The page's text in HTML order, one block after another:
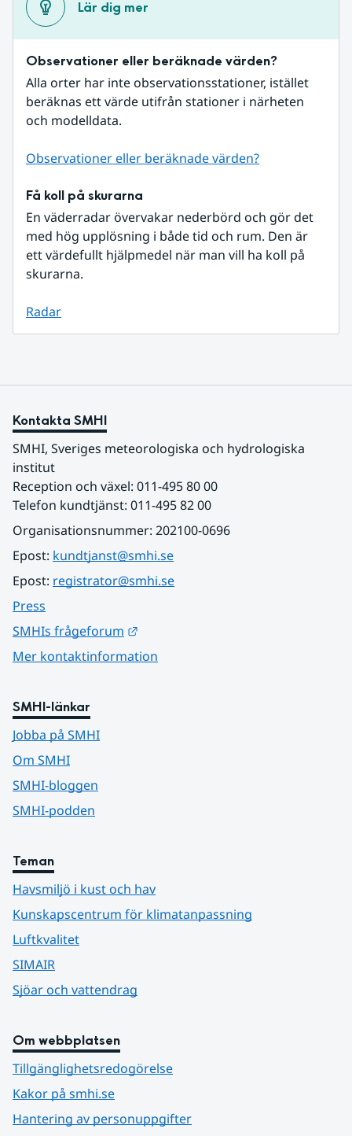
Lär dig mer
Observationer eller beräknade värden?
Alla orter har inte observationsstationer, istället
beräknas ett värde utifrån stationer i närheten
och modelldata.
Observationer eller beräknade värden?
Få koll på skurarna
En väderradar övervakar nederbörd och gör det
med hög upplösning i både tid och rum. Den är
ett värdefullt hjälpmedel när man vill ha koll på
skurarna.
Radar
Kontakta SMHI
SMHI, Sveriges meteorologiska och hydrologiska
institut
Reception och växel: 011-495 80 00
Telefon kundtjänst: 011-495 82 00
Organisationsnummer: 202100-0696
Epost: kundtjanst@smhi.se
Epost: registrator@smhi.se
Press
SMHIs frågeforum
Mer kontaktinformation
SMHI-länkar
Jobba på SMHI
Om SMHI
SMHI-bloggen
SMHI-podden
Teman
Havsmiljö i kust och hav
Kunskapscentrum för klimatanpassning
Luftkvalitet
SIMAIR
Sjöar och vattendrag
Om webbplatsen
Tillgänglighetsredogörelse
Kakor på smhi.se
Hantering av personuppgifter